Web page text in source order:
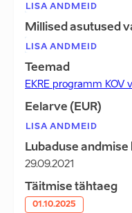
LISA ANDMEID
Millised asutused
LISA ANDMEID
Teemad
EKRE programm KOV
Eelarve (EUR)
LISA ANDMEID
Lubaduse
29.09.2021
Täitmise tähtaeg
01.10.2025